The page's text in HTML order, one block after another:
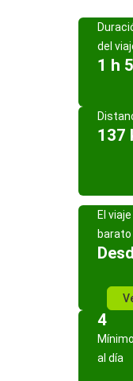
del
1 h
137
El
barato
4
al día